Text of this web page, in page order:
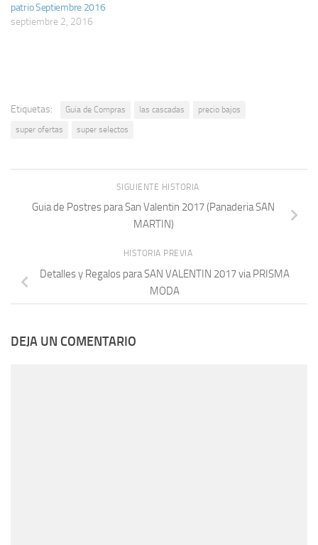
patrio Septiembre 2016
septiembre 2, 2016
Etiquetas: Guia de Compras las cascadas
precio bajos
super ofertas
super selectos
SIGUIENTE HISTORIA
Guia de Postres para San Valentin 2017 (Panaderia SAN
MARTIN)
HISTORIA PREVIA
Detalles y Regalos para SAN VALENTIN 2017 via PRISMA
MODA
DEJA UN COMENTARIO